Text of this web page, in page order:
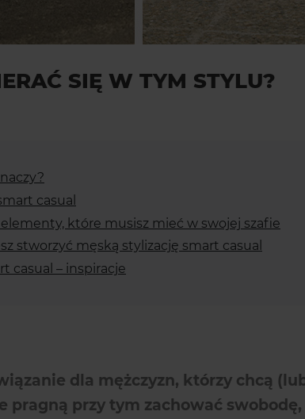
SIĘ W TYM STYLU?
casual
które musisz mieć w swojej szafie
stworzyć męską stylizację smart casual
casual – inspiracje
dla mężczyzn, którzy chcą
pragną przy tym zachować